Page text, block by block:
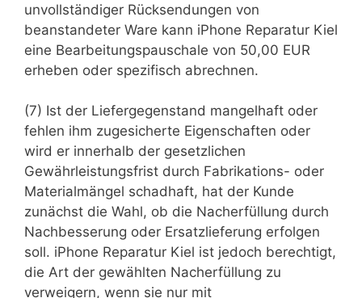
unvollständiger Rücksendungen von
beanstandeter Ware kann iPhone Reparatur Kiel
eine Bearbeitungspauschale von 50,00 EUR
erheben oder spezifisch abrechnen.
(7) Ist der Liefergegenstand mangelhaft oder
fehlen ihm zugesicherte Eigenschaften oder
wird er innerhalb der gesetzlichen
Gewährleistungsfrist durch Fabrikations- oder
Materialmängel schadhaft, hat der Kunde
zunächst die Wahl, ob die Nacherfüllung durch
Nachbesserung oder Ersatzlieferung erfolgen
soll. iPhone Reparatur Kiel ist jedoch berechtigt,
die Art der gewählten Nacherfüllung zu
verweigern, wenn sie nur mit